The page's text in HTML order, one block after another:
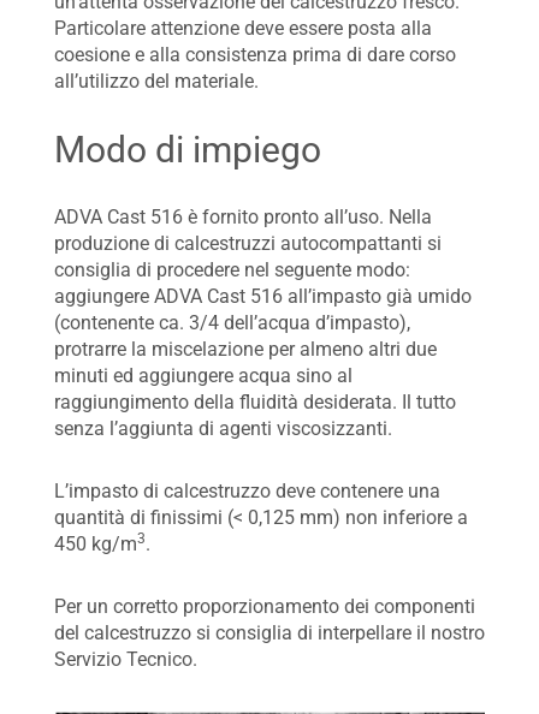
Particolare attenzione deve essere posta alla
coesione e alla consistenza prima di dare corso
all’utilizzo del materiale.
Modo di impiego
ADVA Cast 516 è fornito pronto all’uso. Nella
produzione di calcestruzzi autocompattanti si
consiglia di procedere nel seguente modo:
aggiungere ADVA Cast 516 all’impasto già umido
(contenente ca. 3/4 dell’acqua d’impasto),
protrarre la miscelazione per almeno altri due
minuti ed aggiungere acqua sino al
raggiungimento della fluidità desiderata. Il tutto
senza l’aggiunta di agenti viscosizzanti.
L’impasto di calcestruzzo deve contenere una
quantità di finissimi (< 0,125 mm) non inferiore a
450 kg/m3.
Per un corretto proporzionamento dei componenti
del calcestruzzo si consiglia di interpellare il nostro
Servizio Tecnico.